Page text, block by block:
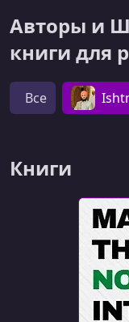
Авторы и
книги для
Все
Книги